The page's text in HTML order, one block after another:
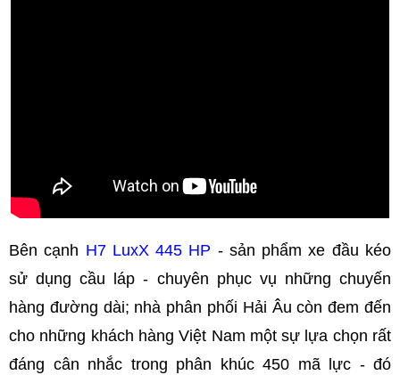
Bên cạnh H7 LuxX 445 HP - sản phẩm xe đầu kéo
sử dụng cầu láp - chuyên phục vụ những chuyến
hàng đường dài; nhà phân phối Hải Âu còn đem đến
cho những khách hàng Việt Nam một sự lựa chọn rất
đáng cân nhắc trong phân khúc 450 mã lực - đó